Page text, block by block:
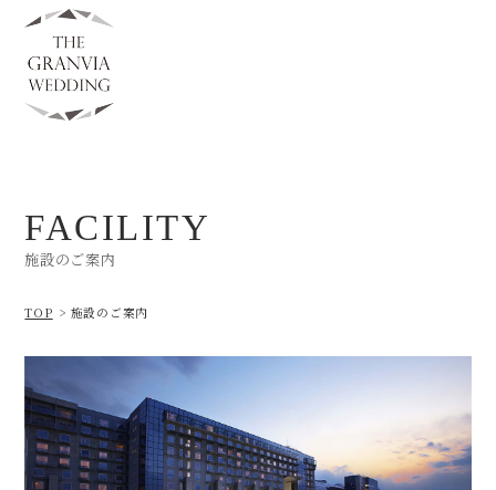
FACILITY
施設のご案内
TOP 施設のご案内